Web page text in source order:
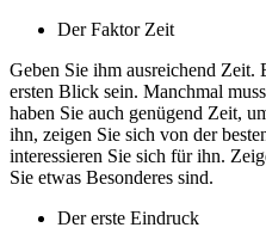
Der Faktor Zeit
Geben Sie ihm ausreichend Zeit.
ersten Blick sein. Manchmal
haben Sie auch genügend Zeit,
ihn, zeigen Sie sich von der
interessieren Sie sich für ihn.
Sie etwas Besonderes sind.
Der erste Eindruck